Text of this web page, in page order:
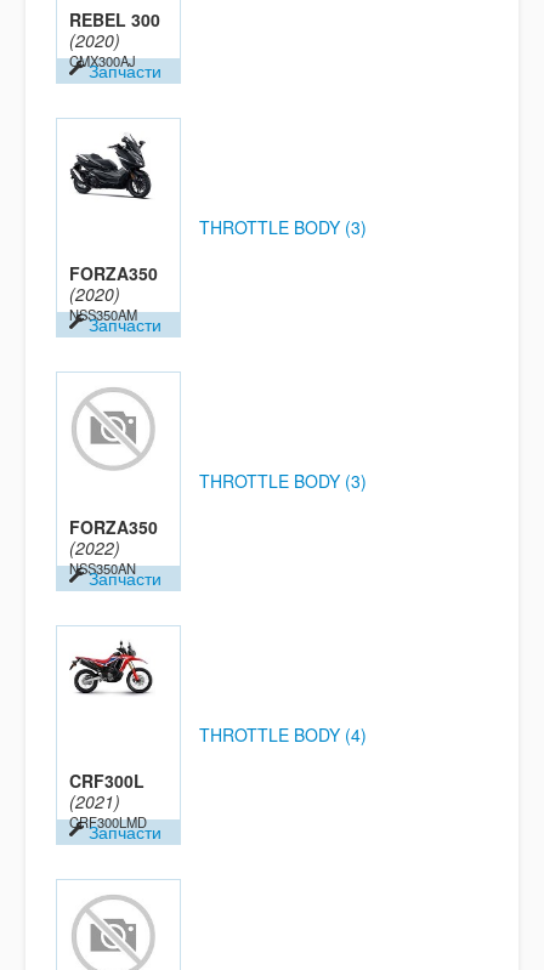
REBEL 300
(2020)
CMX300AJ
Запчасти
FORZA350
(2020)
NSS350AM
Запчасти
THROTTLE BODY (3)
FORZA350
(2022)
NSS350AN
Запчасти
THROTTLE BODY (3)
CRF300L
(2021)
CRF300LMD
Запчасти
THROTTLE BODY (4)